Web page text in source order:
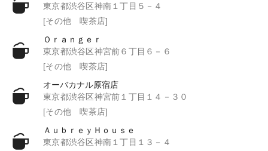
東京都渋谷区神南１丁目５－４
[その他 喫茶店]
Ｏｒａｎｇｅｒ
東京都渋谷区神宮前６丁目６－６
[その他 喫茶店]
オーバカナル原宿店
東京都渋谷区神宮前１丁目１４－３０
[その他 喫茶店]
ＡｕｂｒｅｙＨｏｕｓｅ
東京都渋谷区神南１丁目１３－４